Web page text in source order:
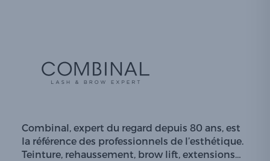
Combinal, expert du regard depuis 80 ans, est
la référence des professionnels de l’esthétique.
Teinture, rehaussement, brow lift, extensions…